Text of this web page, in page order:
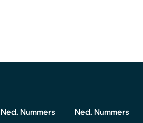
Ned. Nummers Ned. Nummers